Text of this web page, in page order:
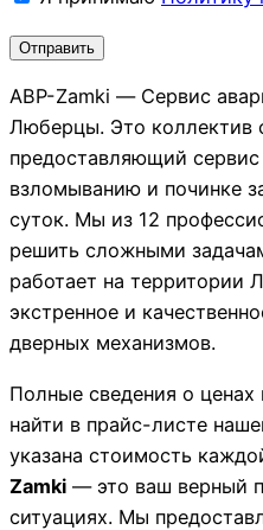
АВР-Zamki — Сервис
Люберцы. Это коллектив
предоставляющий
взломыванию и починке
суток. Мы из 12
решить сложными
работает на территории
экстренное и
дверных механизмов.
Полные сведения о
найти в прайс-листе
указана стоимость
Zamki — это ваш верный
ситуациях. Мы